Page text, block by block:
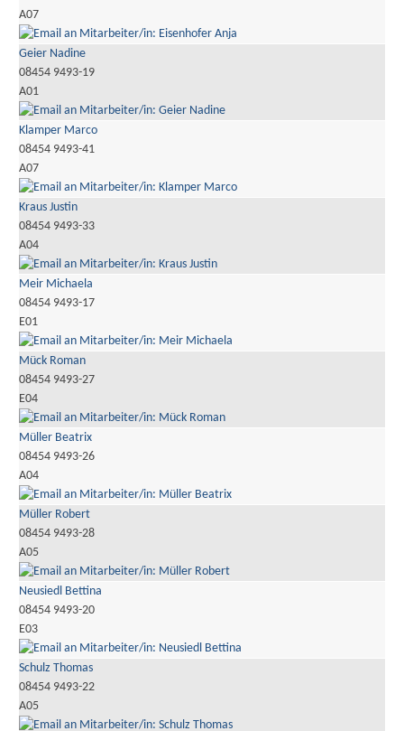
A07
Geier Nadine
08454 9493-19
A01
Klamper Marco
08454 9493-41
A07
Kraus Justin
08454 9493-33
A04
Meir Michaela
08454 9493-17
E01
Mück Roman
08454 9493-27
E04
Müller Beatrix
08454 9493-26
A04
Müller Robert
08454 9493-28
A05
Neusiedl Bettina
08454 9493-20
E03
Schulz Thomas
08454 9493-22
A05